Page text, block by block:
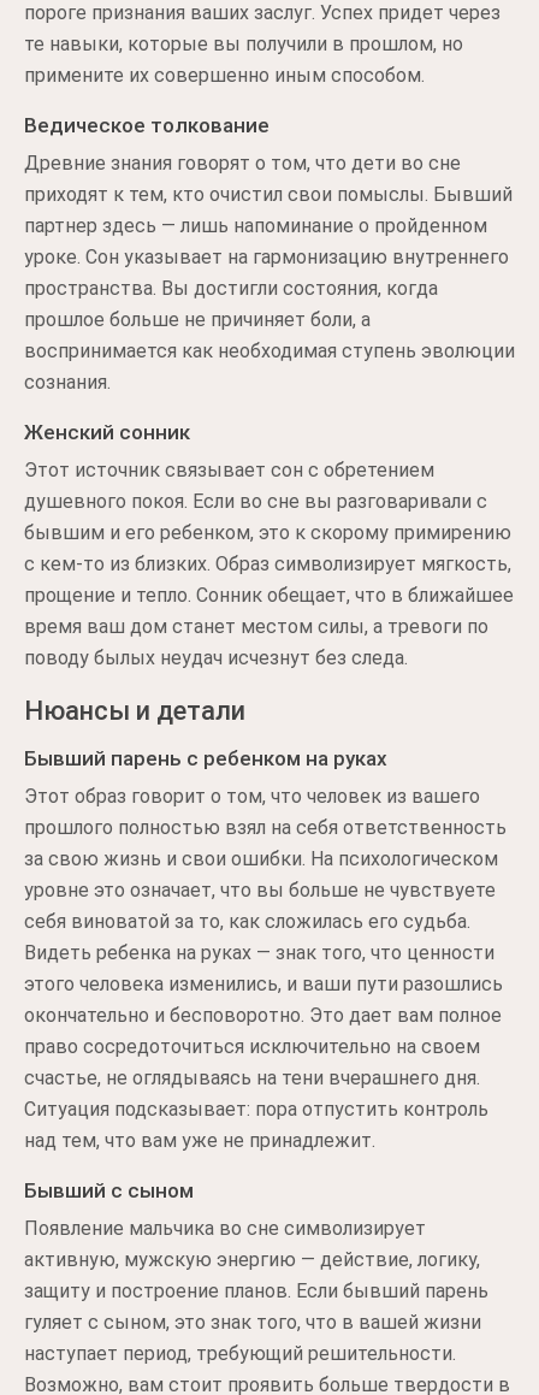
пороге признания ваших заслуг. Успех придет через
те навыки, которые вы получили в прошлом, но
примените их совершенно иным способом.
Ведическое толкование
Древние знания говорят о том, что дети во сне
приходят к тем, кто очистил свои помыслы. Бывший
партнер здесь — лишь напоминание о пройденном
уроке. Сон указывает на гармонизацию внутреннего
пространства. Вы достигли состояния, когда
прошлое больше не причиняет боли, а
воспринимается как необходимая ступень эволюции
сознания.
Женский сонник
Этот источник связывает сон с обретением
душевного покоя. Если во сне вы разговаривали с
бывшим и его ребенком, это к скорому примирению
с кем-то из близких. Образ символизирует мягкость,
прощение и тепло. Сонник обещает, что в ближайшее
время ваш дом станет местом силы, а тревоги по
поводу былых неудач исчезнут без следа.
Нюансы и детали
Бывший парень с ребенком на руках
Этот образ говорит о том, что человек из вашего
прошлого полностью взял на себя ответственность
за свою жизнь и свои ошибки. На психологическом
уровне это означает, что вы больше не чувствуете
себя виноватой за то, как сложилась его судьба.
Видеть ребенка на руках — знак того, что ценности
этого человека изменились, и ваши пути разошлись
окончательно и бесповоротно. Это дает вам полное
право сосредоточиться исключительно на своем
счастье, не оглядываясь на тени вчерашнего дня.
Ситуация подсказывает: пора отпустить контроль
над тем, что вам уже не принадлежит.
Бывший с сыном
Появление мальчика во сне символизирует
активную, мужскую энергию — действие, логику,
защиту и построение планов. Если бывший парень
гуляет с сыном, это знак того, что в вашей жизни
наступает период, требующий решительности.
Возможно, вам стоит проявить больше твердости в